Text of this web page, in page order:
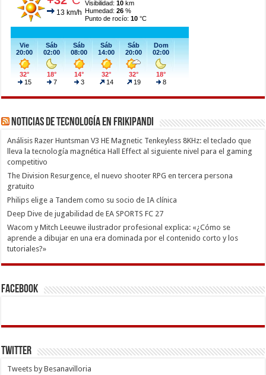
Noticias de Tecnología en Frikipandi
Análisis Razer Huntsman V3 HE Magnetic Tenkeyless 8KHz: el teclado que
lleva la tecnología magnética Hall Effect al siguiente nivel para el gaming
competitivo
The Division Resurgence, el nuevo shooter RPG en tercera persona
gratuito
Philips elige a Tandem como su socio de IA clínica
Deep Dive de jugabilidad de EA SPORTS FC 27
Wacom y Mitch Leeuwe ilustrador profesional explica: «¿Cómo se
aprende a dibujar en una era dominada por el contenido corto y los
tutoriales?»
Facebook
Twitter
Tweets by Besanavilloria